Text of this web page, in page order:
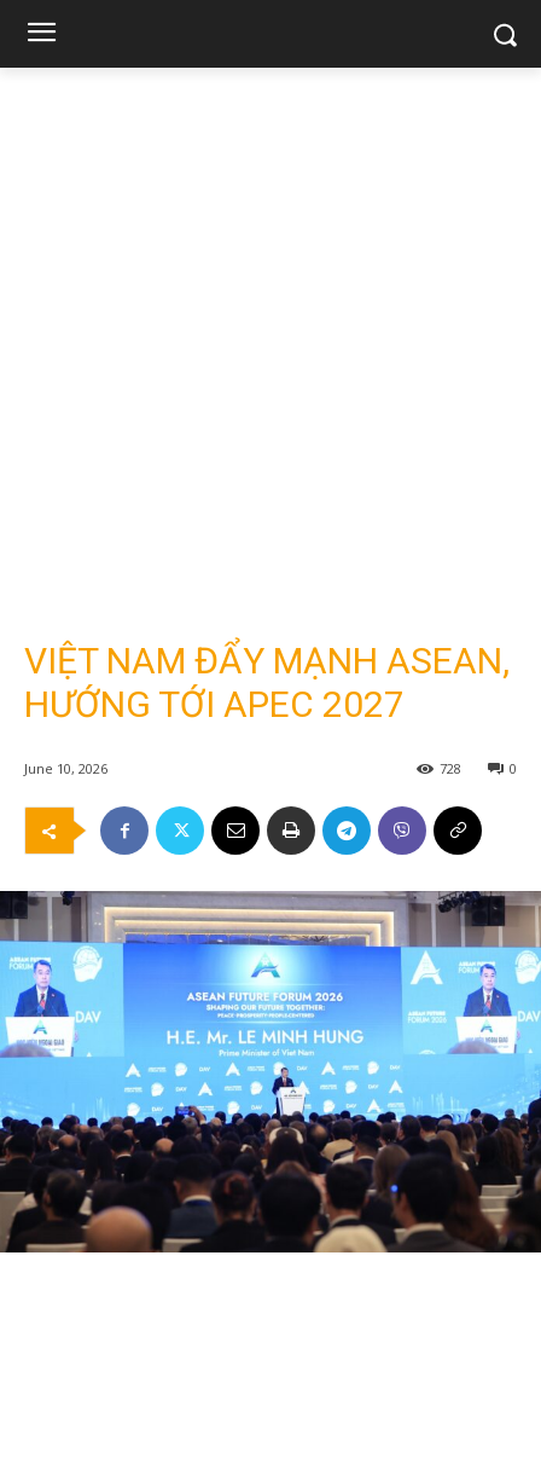
VIỆT NAM ĐẨY MẠNH ASEAN,
HƯỚNG TỚI APEC 2027
June 10, 2026 0
728